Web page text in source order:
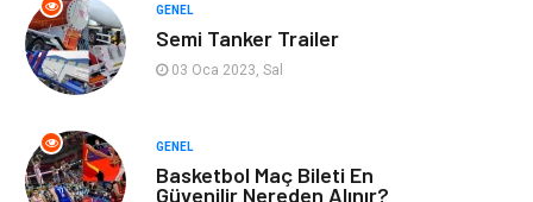
Bebek Giyim Moda
Blogroll
Markalar Bilet
GENEL
Semi Tanker Trailer
03 Oca 2023, Sal
GENEL
Basketbol Maç Bileti En
Güvenilir Nereden Alınır?